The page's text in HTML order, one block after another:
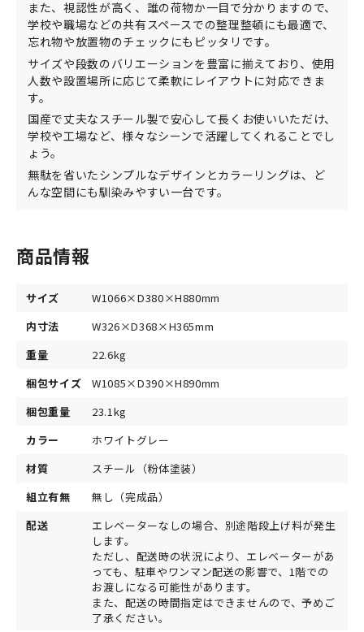
また、視認性が高く、誰の荷物か一目で分かりますので、
学校や職場などの共有スペースでの整理整頓にも最適で、
忘れ物や放置物のチェックにもピッタリです。
サイズや段数のバリエーションを豊富に揃えており、使用
人数や設置場所に応じて柔軟にレイアウトに対応できま
す。
国産で丈夫なスチール製で安心して長くお使いいただけ、
学校や工場など、様々なシーンで活躍してくれることでし
ょう。
無駄を省いたシンプルなデザインとカラーリングは、ど
んな空間にも馴染みやすい一台です。
商品情報
サイズ
W1066×D380×H880mm
内寸法
W326×D368×H365mm
重量
22.6kg
梱包サイズ
W1085×D390×H890mm
梱包重量
23.1kg
カラー
ホワイトグレー
材質
スチール（粉体塗装）
組立有無
無し（完成品）
配送
エレベーターなしの場合、別途階段上げ料が発生
します。
ただし、配送時の状況により、エレベーターがあ
っても、駐車やワンマン配送の影響で、1階での
お渡しになる可能性があります。
また、配送の時間指定はできませんので、予めご
了承ください。